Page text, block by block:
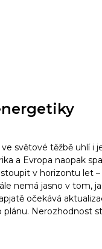
světové těžbě uhlí
a Evropa naopak
v horizontu let
nemá jasno v tom,
očekává
Nerozhodnost